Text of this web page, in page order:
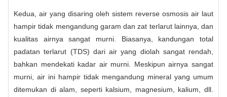
Kedua, air yang disaring oleh sistem reverse osmosis air laut
hampir tidak mengandung garam dan zat terlarut lainnya, dan
kualitas airnya sangat murni. Biasanya, kandungan total
padatan terlarut (TDS) dari air yang diolah sangat rendah,
bahkan mendekati kadar air murni. Meskipun airnya sangat
murni, air ini hampir tidak mengandung mineral yang umum
ditemukan di alam, seperti kalsium, magnesium, kalium, dll.